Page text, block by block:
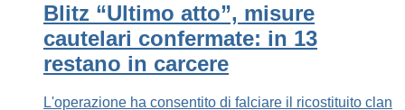
Blitz “Ultimo atto”, misure
cautelari confermate: in 13
restano in carcere
L'operazione ha consentito di falciare il ricostituito clan